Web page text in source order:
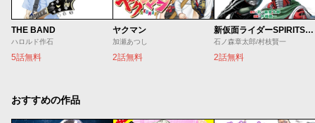
THE BAND
ハロルド作石
5話無料
ヤクマン
加瀬あつし
2話無料
新仮面ライダーSPIRITS ロンリー仮面ライダー編
石ノ森章太郎/村枝賢一
2話無料
おすすめの作品